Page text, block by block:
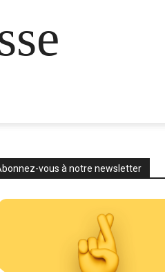
vous à notre newsletter